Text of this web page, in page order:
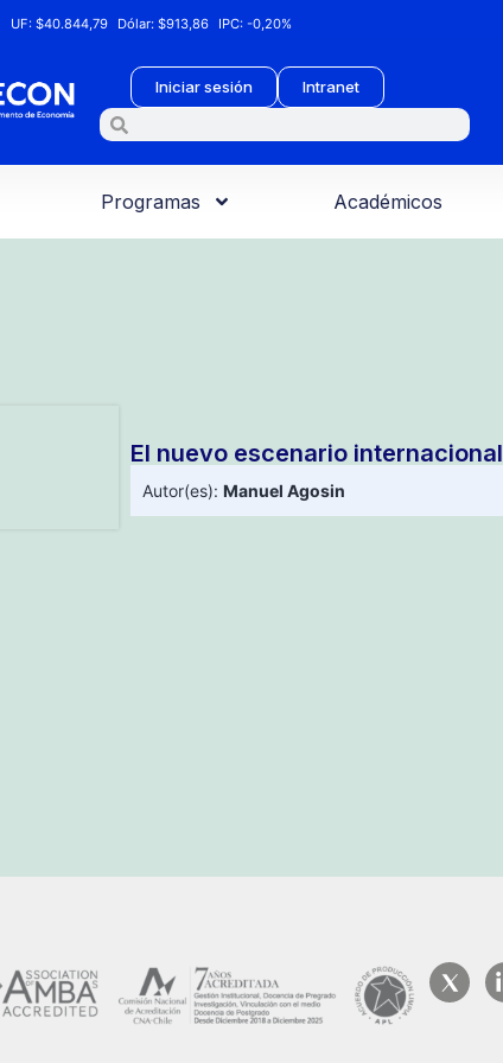
UF:$40.844,79 Dólar:$913,86 IPC:-0,20%
Iniciar sesión Intranet
Programas Académicos
El nuevo escenario internacional
Autor(es): Manuel Agosin